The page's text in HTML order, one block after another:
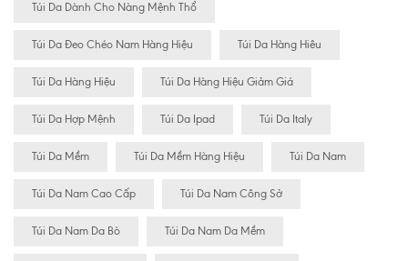
Túi Da Dành Cho Nàng Mệnh Thổ
Túi Da Đeo Chéo Nam Hàng Hiệu Túi Da Hàng Hiêu
Túi Da Hàng Hiệu Túi Da Hàng Hiệu Giảm Giá
Túi Da Hợp Mệnh Túi Da Ipad Túi Da Italy
Túi Da Mềm Túi Da Mềm Hàng Hiệu Túi Da Nam
Túi Da Nam Cao Cấp Túi Da Nam Công Sở
Túi Da Nam Da Bò Túi Da Nam Da Mềm